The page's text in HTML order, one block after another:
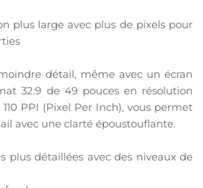
plus large avec plus de pixels pour
détail, même avec un écran
32:9 de 49 pouces en résolution
PPI (Pixel Per Inch), vous permet
avec une clarté époustouflante.
plus détaillées avec des niveaux de